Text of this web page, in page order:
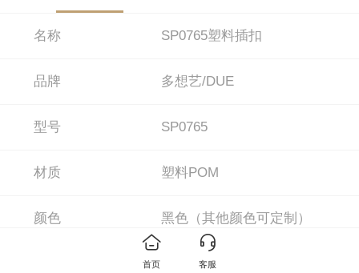
名称 SP0765塑料插扣
品牌 多想艺/DUE
型号 SP0765
材质 塑料POM
颜色 黑色（其他颜色可定制）
20mm/25mm/32mm/38mm
首页 客服